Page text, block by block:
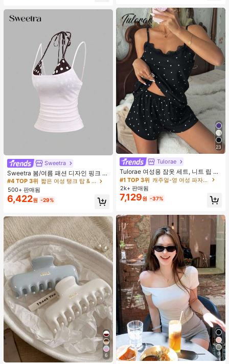
Sweetra
Sweetra 봄/여름 패션 디자인 핑크 스
트라이프 브라운 폴카 도트 스파게티
스트랩 2 In 1 스위트 걸리시 비치 로
맨틱 휴가 스타일 여성용 캐미 탱크 탑
#4 TOP 3위
거의 매진!
#4 TOP 3위
짧은 여성 탱크 탑 & 카미스
거의 매진!
#4 TOP 3위
짧은 여성 탱크 탑 & 카미스
거의 매진!
#4 TOP 3위
500+ 판매됨
6,422원 -29%
6
23
Tulorae
Tulorae 여성용 잠옷 세트, 니트 립 원
단, 하트 프린트 대비 레이스 트림, 로
맨틱 달콤 귀여운 섹시 캐미솔 & 반바
지 베이비돌 잠옷 세트 투피스 나이트
세트 섹시 잠옷 세트 여성용 잠옷 롬퍼
투피스 잠옷 세트 여성용 잠옷 세트 도
트 잠옷 세트 잠옷 반바지 세트 투피스
잠옷 세트 여성용 여름 세트 도트 반바
지 세트 여성용 잠옷 세트 반바지 잠옷
세트 여성용 투피스 여름 라운지 세트
#1 TOP 3위
캐주얼-영 여성 파자마 세트
2k+ 판매됨
7,129원 -37%
9